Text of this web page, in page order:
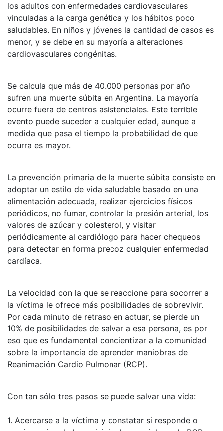
los adultos con enfermedades cardiovasculares
vinculadas a la carga genética y los hábitos poco
saludables. En niños y jóvenes la cantidad de casos es
menor, y se debe en su mayoría a alteraciones
cardiovasculares congénitas.
Se calcula que más de 40.000 personas por año
sufren una muerte súbita en Argentina. La mayoría
ocurre fuera de centros asistenciales. Este terrible
evento puede suceder a cualquier edad, aunque a
medida que pasa el tiempo la probabilidad de que
ocurra es mayor.
La prevención primaria de la muerte súbita consiste en
adoptar un estilo de vida saludable basado en una
alimentación adecuada, realizar ejercicios físicos
periódicos, no fumar, controlar la presión arterial, los
valores de azúcar y colesterol, y visitar
periódicamente al cardiólogo para hacer chequeos
para detectar en forma precoz cualquier enfermedad
cardíaca.
La velocidad con la que se reaccione para socorrer a
la víctima le ofrece más posibilidades de sobrevivir.
Por cada minuto de retraso en actuar, se pierde un
10% de posibilidades de salvar a esa persona, es por
eso que es fundamental concientizar a la comunidad
sobre la importancia de aprender maniobras de
Reanimación Cardio Pulmonar (RCP).
Con tan sólo tres pasos se puede salvar una vida:
1. Acercarse a la víctima y constatar si responde o